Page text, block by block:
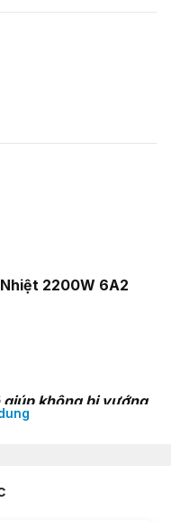
2200W 6A2
không bị vướng
lửa